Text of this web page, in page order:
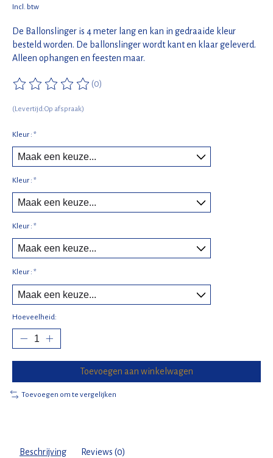
Incl. btw
De Ballonslinger is 4 meter lang en kan in gedraaide kleur
besteld worden. De ballonslinger wordt kant en klaar geleverd.
Alleen ophangen en feesten maar.
De beoordeling van dit product is
(0)
(Levertijd:Op afspraak)
Kleur : *
Kleur : *
Kleur : *
Kleur : *
Hoeveelheid:
Toevoegen aan winkelwagen
Toevoegen om te vergelijken
Beschrijving Reviews (0)